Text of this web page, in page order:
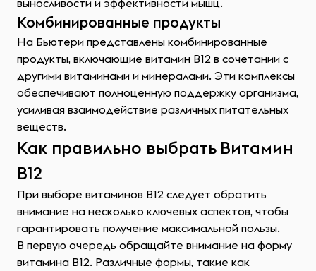
выносливости и эффективности мышц.
Комбинированные продукты
На Бьютери представлены комбинированные
продукты, включающие витамин В12 в сочетании с
другими витаминами и минералами. Эти комплексы
обеспечивают полноценную поддержку организма,
усиливая взаимодействие различных питательных
веществ.
Как правильно выбрать Витамин
В12
При выборе витаминов B12 следует обратить
внимание на несколько ключевых аспектов, чтобы
гарантировать получение максимальной пользы.
В первую очередь обращайте внимание на форму
витамина B12. Различные формы, такие как